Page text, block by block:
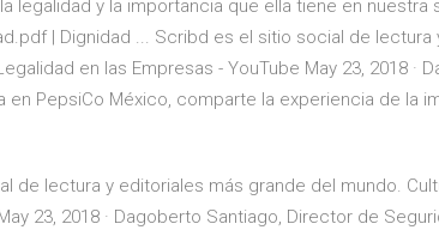
legalidad y la importancia que ella tiene en nuestra
| Dignidad ... Scribd es el sitio social de
en las Empresas - YouTube May 23, 2018 ·
en PepsiCo México, comparte la experiencia de la
de lectura y editoriales más grande del mundo.
23, 2018 · Dagoberto Santiago, Director de